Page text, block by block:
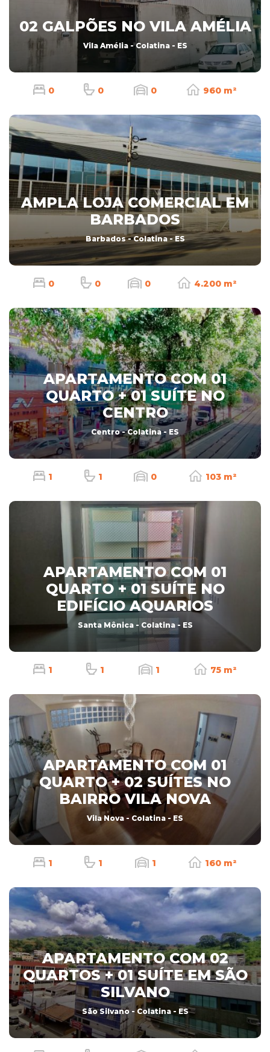
02 GALPÕES NO VILA AMÉLIA
Vila Amélia - Colatina - ES
0 0 0 960 m²
AMPLA LOJA COMERCIAL EM
BARBADOS
Barbados - Colatina - ES
0 0 0 4.200 m²
APARTAMENTO COM 01
QUARTO + 01 SUÍTE NO
CENTRO
Centro - Colatina - ES
1 1 0 103 m²
APARTAMENTO COM 01
QUARTO + 01 SUÍTE NO
EDIFÍCIO AQUARIOS
Santa Mônica - Colatina - ES
1 1 1 75 m²
APARTAMENTO COM 01
QUARTO + 02 SUÍTES NO
BAIRRO VILA NOVA
Vila Nova - Colatina - ES
1 1 1 160 m²
APARTAMENTO COM 02
QUARTOS + 01 SUÍTE EM SÃO
SILVANO
São Silvano - Colatina - ES